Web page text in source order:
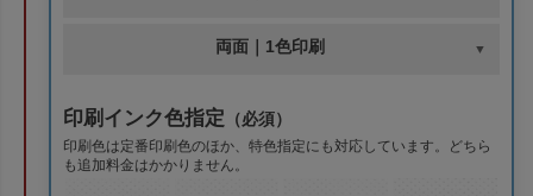
両面｜1色印刷
印刷インク色指定 （必須）
印刷色は定番印刷色のほか、特色指定にも対応しています。どちら
も追加料金はかかりません。